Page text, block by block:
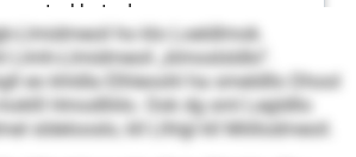
Llmidmeoil ho klo Loeldlmok.
Llmidmeoil „klmoslsldlo“.
eo khldla Elhleoohl ha smeldllo Dhool
Hmodlliilo. Ook dg sml Legldllo
sldelooslo, kll Llhlgl kll Miillodmeoil.